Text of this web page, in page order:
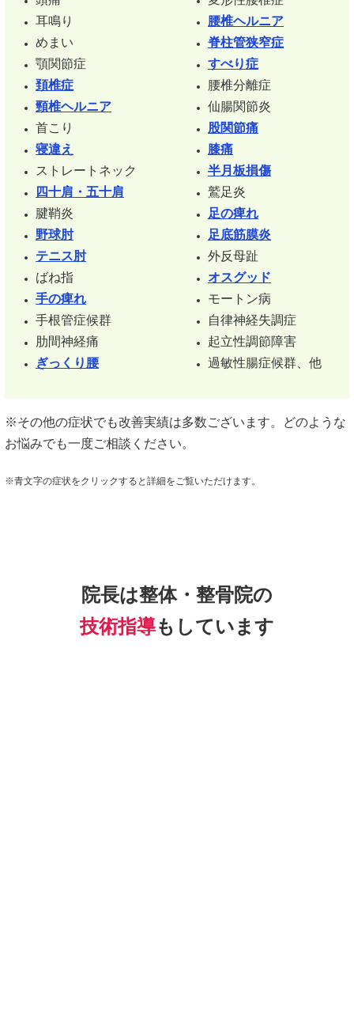
耳鳴り
めまい
顎関節症
頚椎症
頸椎ヘルニア
首こり
寝違え
ストレートネック
四十肩・五十肩
腱鞘炎
野球肘
テニス肘
ばね指
手の痺れ
手根管症候群
肋間神経痛
ぎっくり腰
腰椎ヘルニア
脊柱管狭窄症
すべり症
腰椎分離症
仙腸関節炎
股関節痛
膝痛
半月板損傷
鷲足炎
足の痺れ
足底筋膜炎
外反母趾
オスグッド
モートン病
自律神経失調症
起立性調節障害
過敏性腸症候群、他
※その他の症状でも改善実績は多数ございます。どのような
お悩みでも一度ご相談ください。
※青文字の症状をクリックすると詳細をご覧いただけます。
院長は整体・整骨院の
技術指導もしています